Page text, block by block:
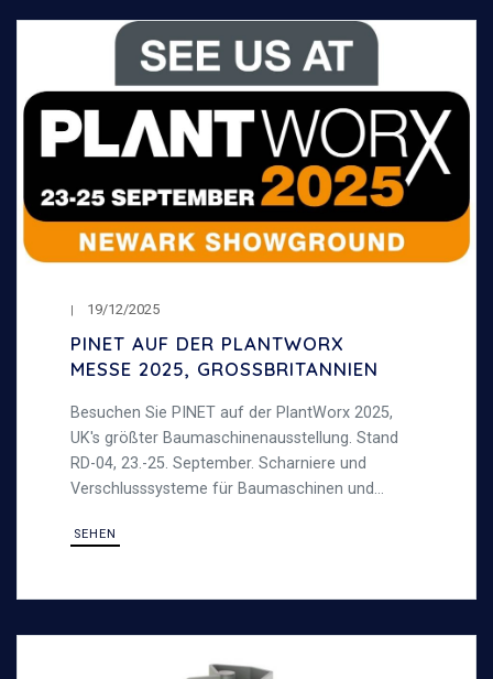
19/12/2025
PINET AUF DER PLANTWORX
MESSE 2025, GROSSBRITANNIEN
Besuchen Sie PINET auf der PlantWorx 2025,
UK's größter Baumaschinenausstellung. Stand
RD-04, 23.-25. September. Scharniere und
Verschlusssysteme für Baumaschinen und
SEHEN